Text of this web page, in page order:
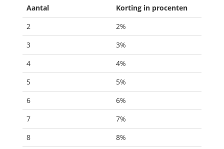
Aantal
Korting in procenten
2
2%
3
3%
4
4%
5
5%
6
6%
7
7%
8
8%